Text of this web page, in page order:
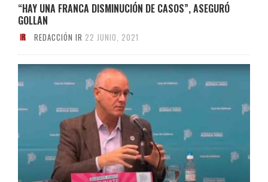
“HAY UNA FRANCA DISMINUCIÓN DE CASOS”, ASEGURÓ
GOLLAN
REDACCIÓN IR 22 JUNIO, 2021